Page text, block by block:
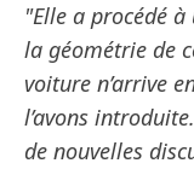
"Elle a procédé
la géométrie de
voiture n’arrive
l’avons
de nouvelles